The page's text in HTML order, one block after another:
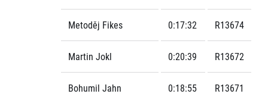
Metoděj Fikes 0:17:32 R13674
Martin Jokl 0:20:39 R13672
Bohumil Jahn 0:18:55 R13671